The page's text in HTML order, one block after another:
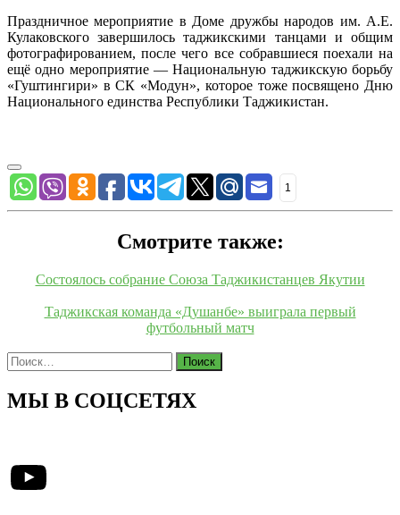
Праздничное мероприятие в Доме дружбы народов им. А.Е.
Кулаковского завершилось таджикскими танцами и общим
фотографированием, после чего все собравшиеся поехали на
ещё одно мероприятие — Национальную таджикскую борьбу
«Гуштингири» в СК «Модун», которое тоже посвящено Дню
Национального единства Республики Таджикистан.
1
Смотрите также:
Состоялось собрание Союза Таджикистанцев Якутии
Таджикская команда «Душанбе» выиграла первый
футбольный матч
Найти:
МЫ В СОЦСЕТЯХ
YouTube